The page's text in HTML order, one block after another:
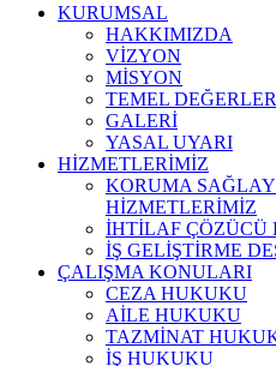
KURUMSAL
HAKKIMIZDA
VİZYON
MİSYON
TEMEL
GALERİ
YASAL UYARI
HİZMETLERİMİZ
KORUMA
HİZMETLERİMİZ
İHTİLAF ÇÖZÜCÜ
İŞ GELİŞTİRME
ÇALIŞMA KONULARI
CEZA HUKUKU
AİLE HUKUKU
TAZMİNAT
İŞ HUKUKU